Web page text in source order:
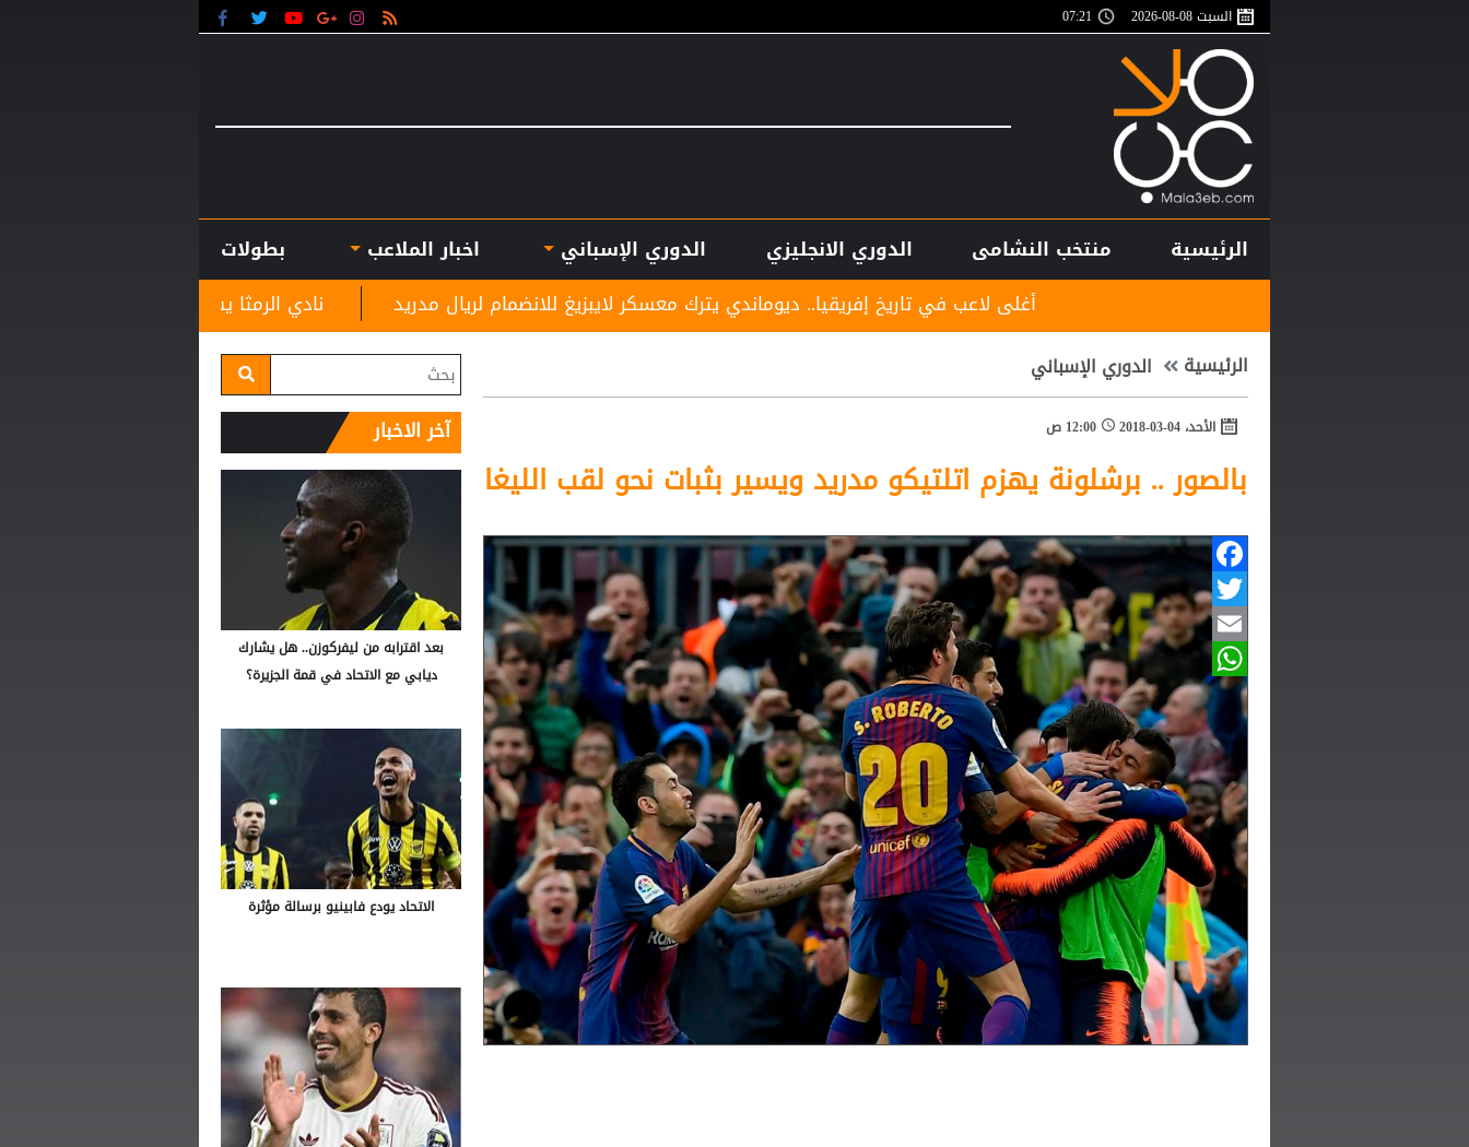
السبت 08-08-2026 07:21
الرئيسية منتخب النشامى الدوري الانجليزي الدوري الإسباني اخبار الملاعب
بطولات
نادي الرمثا يستقبل مدربه الجديد غاسانين استعدادًا
أغلى لاعب في تاريخ إفريقيا.. ديوماندي يترك معسكر لايبزيغ للانضمام لريال مدريد
الرئيسية الدوري الإسباني
الأحد، 04-03-2018 12:00 ص
بالصور .. برشلونة يهزم اتلتيكو مدريد ويسير بثبات نحو لقب الليغا
Facebook
Twitter
Email
WhatsApp
آخر الاخبار
بعد اقترابه من ليفركوزن.. هل يشارك
ديابي مع الاتحاد في قمة الجزيرة؟
الاتحاد يودع فابينيو برسالة مؤثرة